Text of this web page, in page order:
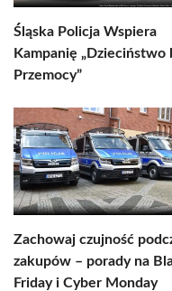
Śląska Policja Wspiera
Kampanię „Dzieciństwo
Przemocy”
Zachowaj czujność
zakupów – porady na
Friday i Cyber Monday